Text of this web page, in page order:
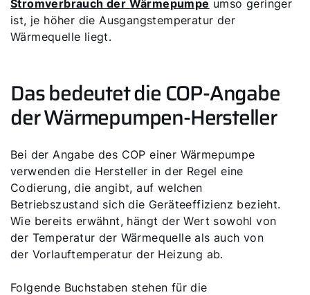
Stromverbrauch der Wärmepumpe umso geringer
ist, je höher die Ausgangstemperatur der
Wärmequelle liegt.
Das bedeutet die COP-Angabe
der Wärmepumpen-Hersteller
Bei der Angabe des COP einer Wärmepumpe
verwenden die Hersteller in der Regel eine
Codierung, die angibt, auf welchen
Betriebszustand sich die Geräteeffizienz bezieht.
Wie bereits erwähnt, hängt der Wert sowohl von
der Temperatur der Wärmequelle als auch von
der Vorlauftemperatur der Heizung ab.
Folgende Buchstaben stehen für die
Servus!
Wie können wir Ihnen helfen?
Service kontaktieren
Produktberatung
Fachhandwerker finden
Wichtige Links